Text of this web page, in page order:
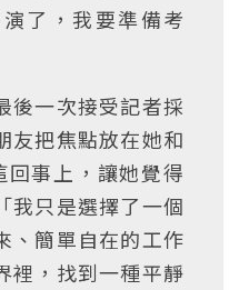
了，我要準備考
後一次接受記者採
友把焦點放在她和
事上，讓她覺得
我只是選擇了一個
、簡單自在的工作
裡，找到一種平靜